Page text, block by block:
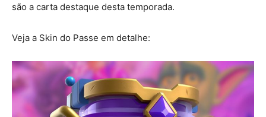
são a carta destaque desta temporada.
Veja a Skin do Passe em detalhe: